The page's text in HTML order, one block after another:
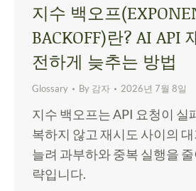
지수 백오프
BACKOFF)란? AI API
전하게 늦추는 방법
Glossary By 감자 2026년 7월 8일
지수 백오프는 API 요청이 실
복하지 않고 재시도 사이의
늘려 과부하와 중복 실행을
략입니다.